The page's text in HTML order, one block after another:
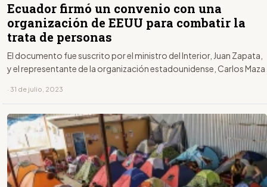
Ecuador firmó un convenio con una
organización de EEUU para combatir la
trata de personas
El documento fue suscrito por el ministro del Interior, Juan Zapata,
y el representante de la organización estadounidense, Carlos Maza
· 31 de julio, 2023